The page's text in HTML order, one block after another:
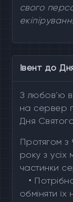
свого
Івент до
З любов’ю в
на сервер
Дня
Протягом з
року з усіх
частинки
•
обміняти